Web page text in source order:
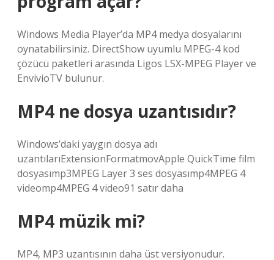
Windows Media Player’da MP4 medya dosyalarını
oynatabilirsiniz. DirectShow uyumlu MPEG-4 kod
çözücü paketleri arasında Ligos LSX-MPEG Player ve
EnvivioTV bulunur.
MP4 ne dosya uzantısıdır?
Windows’daki yaygın dosya adı
uzantılarıExtensionFormatmovApple QuickTime film
dosyasımp3MPEG Layer 3 ses dosyasımp4MPEG 4
videomp4MPEG 4 video91 satır daha
MP4 müzik mi?
MP4, MP3 uzantısının daha üst versiyonudur.